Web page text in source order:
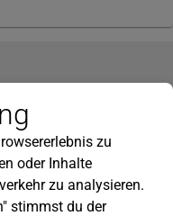
und mehr findest du in
zu
oder Inhalte
zu analysieren.
stimmst du der